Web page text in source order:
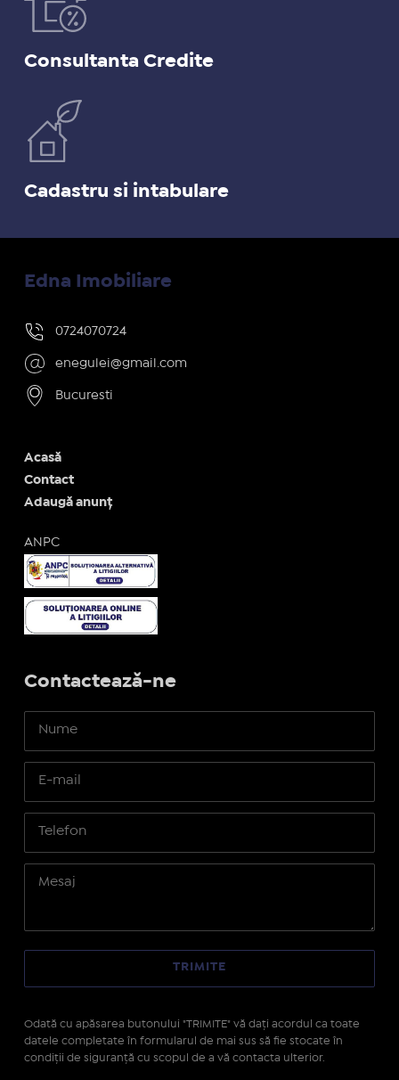
Consultanta Credite
Cadastru si intabulare
Edna Imobiliare
0724070724
enegulei@gmail.com
Bucuresti
Acasă
Contact
Adaugă anunț
ANPC
Contactează-ne
Odată cu apăsarea butonului "TRIMITE" vă daţi acordul ca toate
datele completate în formularul de mai sus să fie stocate în
condiţii de siguranţă cu scopul de a vă contacta ulterior.